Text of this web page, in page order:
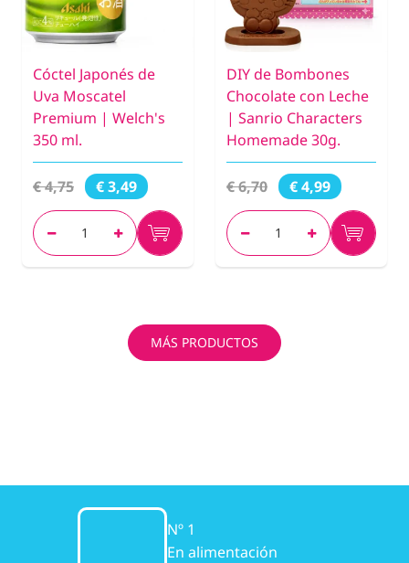
Cóctel Japonés de
Uva Moscatel
Premium | Welch's
350 ml.
€ 4,75 € 3,49
DIY de Bombones
Chocolate con Leche
| Sanrio Characters
Homemade 30g.
€ 6,70 € 4,99
MÁS PRODUCTOS
Nº 1
En alimentación